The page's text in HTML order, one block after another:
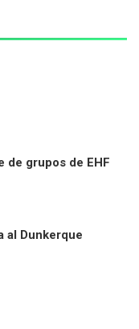
de grupos de EHF
al Dunkerque